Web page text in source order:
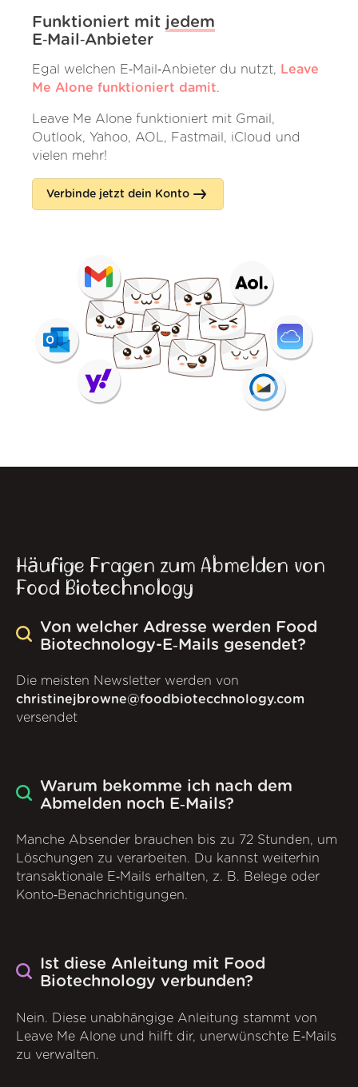
Funktioniert mit jedem
E‑Mail‑Anbieter
Egal welchen E‑Mail‑Anbieter du nutzt, Leave
Me Alone funktioniert damit.
Leave Me Alone funktioniert mit Gmail,
Outlook, Yahoo, AOL, Fastmail, iCloud und
vielen mehr!
Verbinde jetzt dein Konto
Häufige Fragen zum Abmelden von
Food Biotechnology
Von welcher Adresse werden Food
Biotechnology-E‑Mails gesendet?
Die meisten Newsletter werden von
christinejbrowne@foodbiotecchnology.com
versendet
Warum bekomme ich nach dem
Abmelden noch E‑Mails?
Manche Absender brauchen bis zu 72 Stunden, um
Löschungen zu verarbeiten. Du kannst weiterhin
transaktionale E‑Mails erhalten, z. B. Belege oder
Konto‑Benachrichtigungen.
Ist diese Anleitung mit Food
Biotechnology verbunden?
Nein. Diese unabhängige Anleitung stammt von
Leave Me Alone und hilft dir, unerwünschte E‑Mails
zu verwalten.